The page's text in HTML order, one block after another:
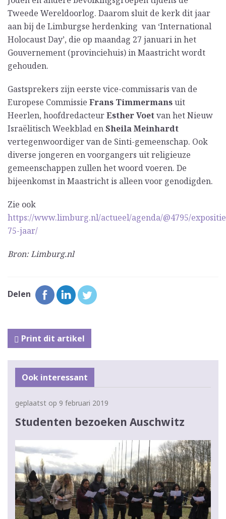
Tweede Wereldoorlog. Daarom sluit de kerk dit jaar
aan bij de Limburgse herdenking van ‘International
Holocaust Day’, die op maandag 27 januari in het
Gouvernement (provinciehuis) in Maastricht wordt
gehouden.
Gastsprekers zijn eerste vice-commissaris van de
Europese Commissie Frans Timmermansuit
Heerlen, hoofdredacteurEsther Voetvan het Nieuw
Israëlitisch Weekblad enSheila Meinhardt
vertegenwoordiger van de Sinti-gemeenschap. Ook
diverse jongeren en voorgangers uit religieuze
gemeenschappen zullen het woord voeren. De
bijeenkomst in Maastricht is alleen voor genodigden.
Zie ook
https://www.limburg.nl/actueel/agenda/@4795/
75-jaar/
Bron: Limburg.nl
Delen
Print dit artikel
Ook interessant
geplaatst op 9 februari 2019
Studenten bezoeken Auschwitz